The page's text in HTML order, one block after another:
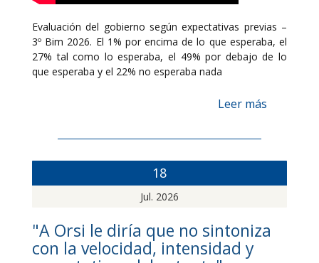
Evaluación del gobierno según expectativas previas –
3º Bim 2026. El 1% por encima de lo que esperaba, el
27% tal como lo esperaba, el 49% por debajo de lo
que esperaba y el 22% no esperaba nada
Leer más
18
Jul. 2026
"A Orsi le diría que no sintoniza
con la velocidad, intensidad y